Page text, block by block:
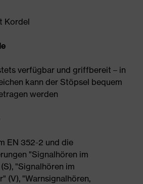
Kordel
verfügbar und griffbereit – in
kann der Stöpsel bequem
werden
EN 352-2 und die
"Signalhören im
"Signalhören im
(V), "Warnsignalhören,